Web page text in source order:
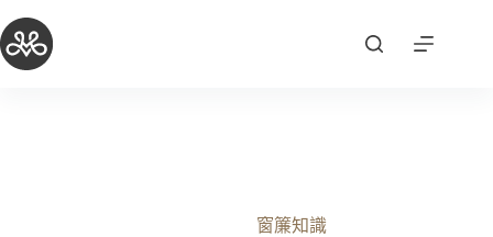
至
主
窗簾知識